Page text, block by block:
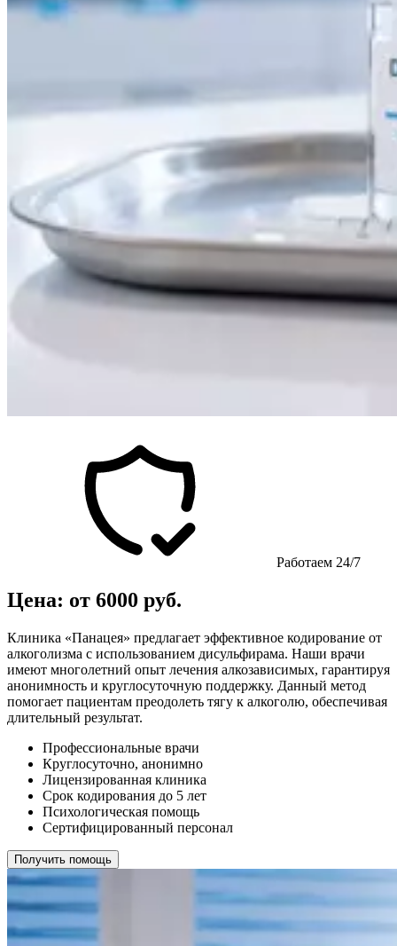
Работаем 24/7
Цена: от 6000 руб.
Клиника «Панацея» предлагает эффективное кодирование от
алкоголизма с использованием дисульфирама. Наши врачи
имеют многолетний опыт лечения алкозависимых, гарантируя
анонимность и круглосуточную поддержку. Данный метод
помогает пациентам преодолеть тягу к алкоголю, обеспечивая
длительный результат.
Профессиональные врачи
Круглосуточно, анонимно
Лицензированная клиника
Срок кодирования до 5 лет
Психологическая помощь
Сертифицированный персонал
Получить помощь